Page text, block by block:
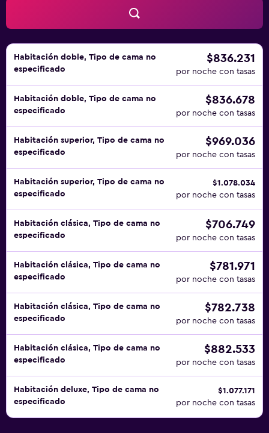
Habitación doble, Tipo de cama no
especificado
$836.231
por noche con tasas
Habitación doble, Tipo de cama no
especificado
$836.678
por noche con tasas
Habitación superior, Tipo de cama no
especificado
$969.036
por noche con tasas
Habitación superior, Tipo de cama no
especificado
$1.078.034
por noche con tasas
Habitación clásica, Tipo de cama no
especificado
$706.749
por noche con tasas
Habitación clásica, Tipo de cama no
especificado
$781.971
por noche con tasas
Habitación clásica, Tipo de cama no
especificado
$782.738
por noche con tasas
Habitación clásica, Tipo de cama no
especificado
$882.533
por noche con tasas
Habitación deluxe, Tipo de cama no
especificado
$1.077.171
por noche con tasas